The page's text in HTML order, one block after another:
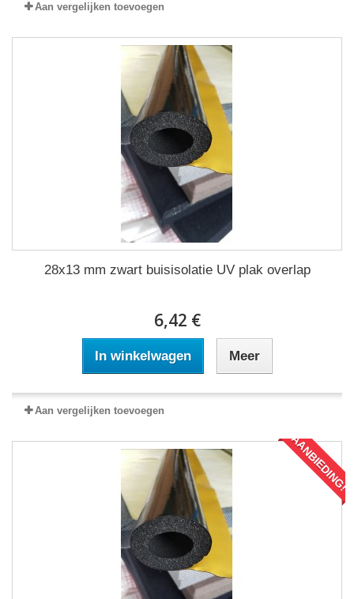
Aan vergelijken toevoegen
28x13 mm zwart buisisolatie UV plak overlap
6,42 €
In winkelwagen Meer
Aan vergelijken toevoegen
AANBIEDING!